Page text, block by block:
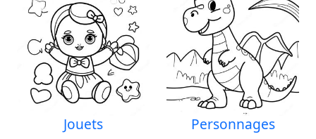
Jouets Personnages